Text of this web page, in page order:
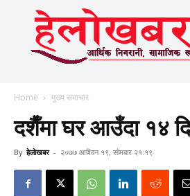
Home मुख्य समाचार
दशैँमा घर आउँदा १४
By हेलाेखबर - २०७७ आश्विन १९, सोमबार २१:१९